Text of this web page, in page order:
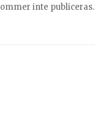
inte publiceras.